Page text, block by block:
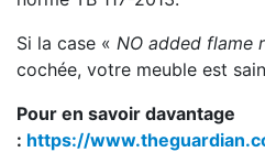
Si la case « NO added flame
cochée, votre meuble est
Pour en savoir davantage
: https://